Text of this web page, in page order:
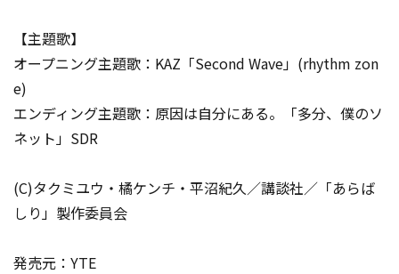
【主題歌】
オープニング主題歌：KAZ「Second Wave」(rhythm zon
e)
エンディング主題歌：原因は自分にある。「多分、僕のソ
ネット」SDR
(C)タクミユウ・橘ケンチ・平沼紀久／講談社／「あらば
しり」製作委員会
発売元：YTE